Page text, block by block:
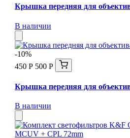
Крышка передняя для
В наличии
-10%
450 Р 500 Р
Крышка передняя для
В наличии